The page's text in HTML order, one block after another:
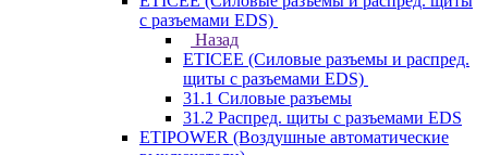
с разъемами EDS)
Назад
ETICEE (Силовые разъемы и распред.
щиты с разъемами EDS)
31.1 Силовые разъемы
31.2 Распред. щиты с разъемами EDS
ETIPOWER (Воздушные автоматические